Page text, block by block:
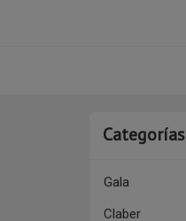
Categorías
Gala
Claber